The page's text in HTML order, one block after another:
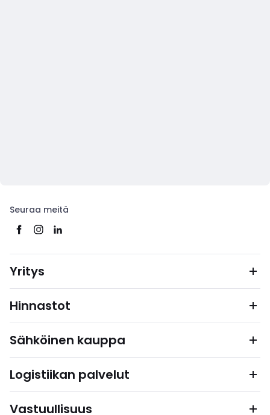
Seuraa meitä
Yritys
Hinnastot
Sähköinen kauppa
Logistiikan palvelut
Vastuullisuus